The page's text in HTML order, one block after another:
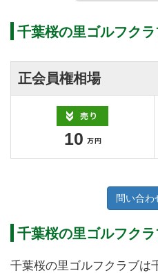
千葉桜の里ゴルフク
正会員権相場
10
問い合わ
千葉桜の里ゴルフク
千葉桜の里ゴルフクラブは